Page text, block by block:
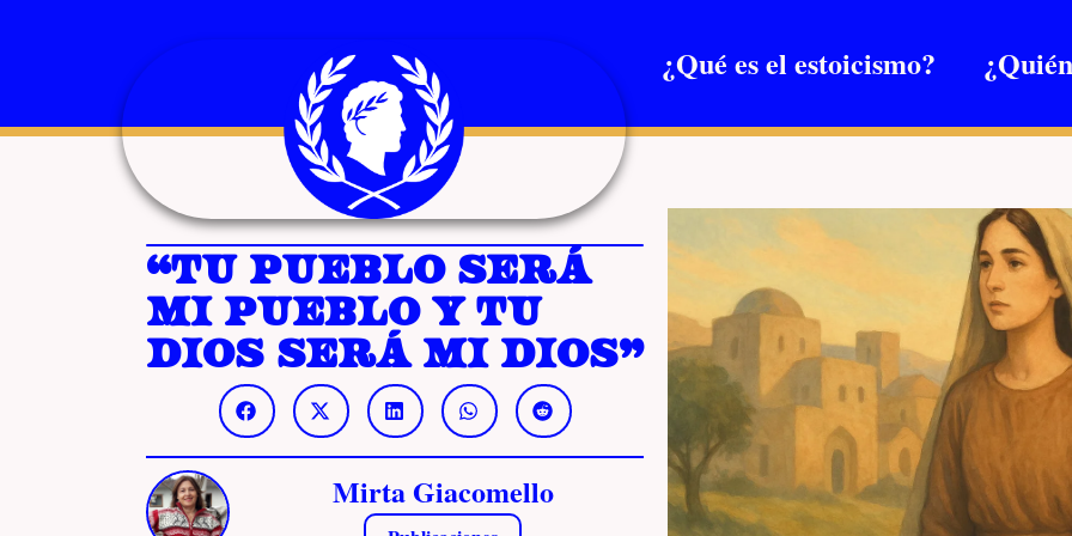
¿Qué es el estoicismo?
“Tu pueblo será
mi pueblo y tu
Dios será mi Dios”
Mirta Giacomello